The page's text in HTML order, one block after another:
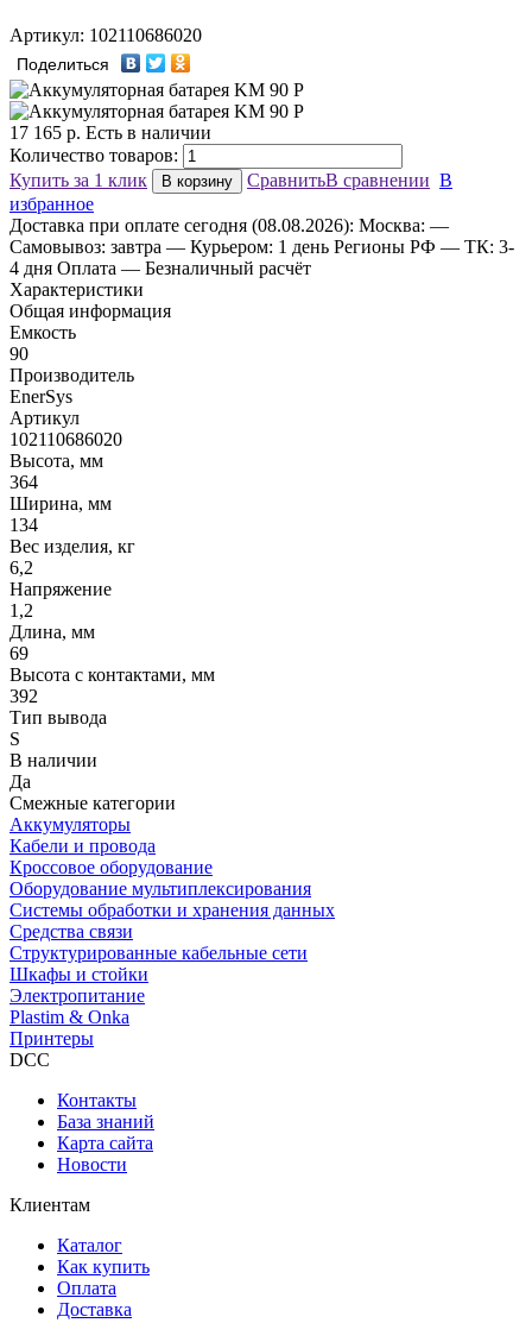
Артикул: 102110686020
Поделиться
17 165 р. Есть в наличии
Количество товаров:
Купить за 1 клик
В корзину СравнитьВ сравнении В
избранное
Доставка при оплате сегодня (08.08.2026): Москва: —
Самовывоз: завтра — Курьером: 1 день Регионы РФ — ТК: 3-
4 дня Оплата — Безналичный расчёт
Характеристики
Общая информация
Емкость
90
Производитель
EnerSys
Артикул
102110686020
Высота, мм
364
Ширина, мм
134
Вес изделия, кг
6,2
Напряжение
1,2
Длина, мм
69
Высота с контактами, мм
392
Тип вывода
S
В наличии
Да
Смежные категории
Аккумуляторы
Кабели и провода
Кроссовое оборудование
Оборудование мультиплексирования
Системы обработки и хранения данных
Средства связи
Структурированные кабельные сети
Шкафы и стойки
Электропитание
Plastim & Onka
Принтеры
DCC
Контакты
База знаний
Карта сайта
Новости
Клиентам
Каталог
Как купить
Оплата
Доставка